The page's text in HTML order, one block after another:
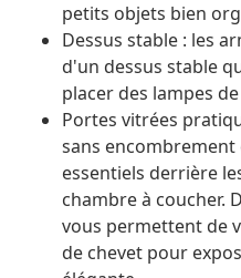
petits objets bien
Dessus stable : les
d'un dessus stable
placer des lampes
Portes vitrées
sans
essentiels derrière
chambre à coucher.
vous permettent de
de chevet pour